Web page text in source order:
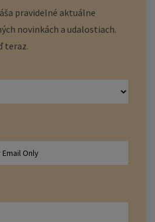
pravidelné aktuálne
novinkách a udalostiach.
teraz.